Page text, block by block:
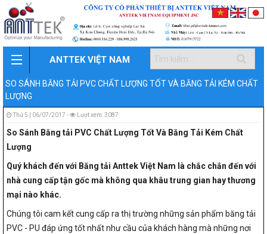
ANTTEK VIỆT NAM
SO SÁNH BĂNG TẢI PVC CHẤT LƯỢNG TỐT VÀ BĂNG TẢI KÉM CHẤT
LƯỢNG
Thứ 5 | 06/07/2017 - Lượt xem: 3087
So Sánh Băng tải PVC Chất Lượng Tốt Và Băng Tải Kém Chất
Lượng
Quý khách đến với Băng tải Anttek Việt Nam là chắc chắn đến với
nhà cung cấp tận gốc mà không qua khâu trung gian hay thương
mại nào khác.
Chúng tôi cam kết cung cấp ra thị trường những sản phẩm băng tải
PVC - PU đáp ứng tốt nhất như cầu của khách hàng mà những nơi